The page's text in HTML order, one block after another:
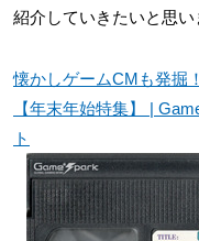
紹介していきたいと思い
懐かしゲームCMも発掘
【年末年始特集】 |
ト